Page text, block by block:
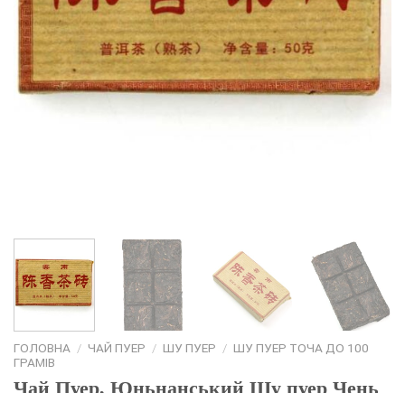
ГОЛОВНА / ЧАЙ ПУЕР / ШУ ПУЕР / ШУ ПУЕР ТОЧА ДО 100
ГРАМІВ
Чай Пуер, Юньнанський Шу пуер Чень